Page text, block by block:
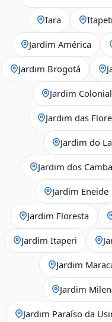
Iara
Jardim América
Jardim Brogotá
Jardim Colonial
Jardim das
Jardim do
Jardim dos
Jardim Eneide
Jardim Floresta
Jardim Itaperi
Jardim
Jardim
Jardim Paraíso da